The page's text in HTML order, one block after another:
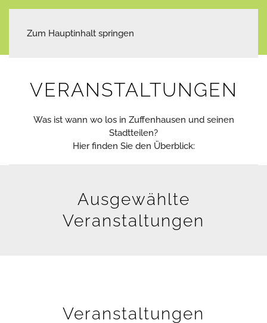
Zum Hauptinhalt springen
VERANSTALTUNGEN
Was ist wann wo los in Zuffenhausen und seinen
Stadtteilen?
Hier finden Sie den Überblick:
Ausgewählte
Veranstaltungen
Veranstaltungen